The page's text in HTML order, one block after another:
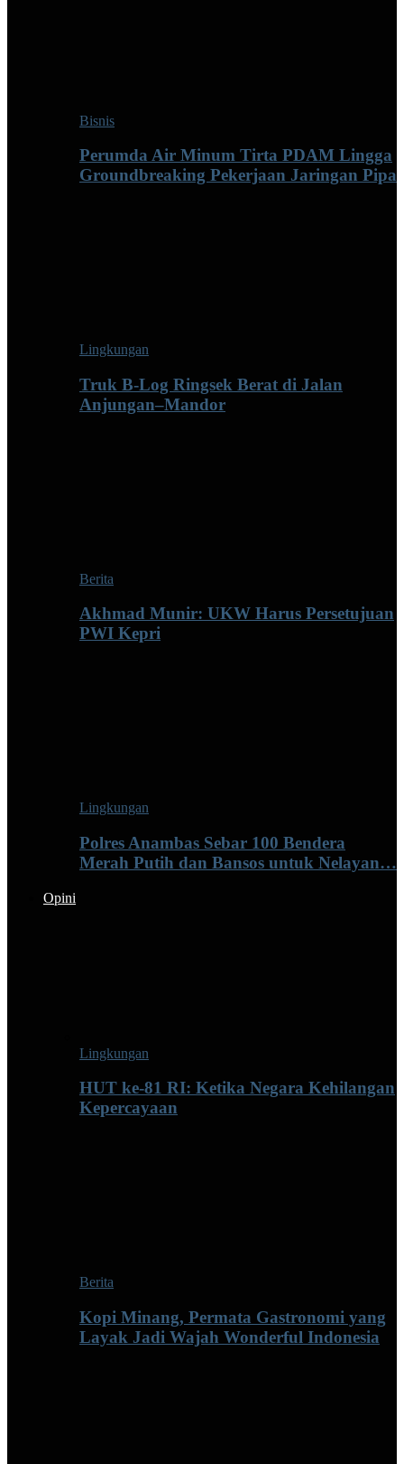
Bisnis
Perumda Air Minum Tirta PDAM Lingga
Groundbreaking Pekerjaan Jaringan Pipa
Lingkungan
Truk B-Log Ringsek Berat di Jalan
Anjungan–Mandor
Berita
Akhmad Munir: UKW Harus Persetujuan
PWI Kepri
Lingkungan
Polres Anambas Sebar 100 Bendera
Merah Putih dan Bansos untuk Nelayan…
Opini
Lingkungan
HUT ke-81 RI: Ketika Negara Kehilangan
Kepercayaan
Berita
Kopi Minang, Permata Gastronomi yang
Layak Jadi Wajah Wonderful Indonesia